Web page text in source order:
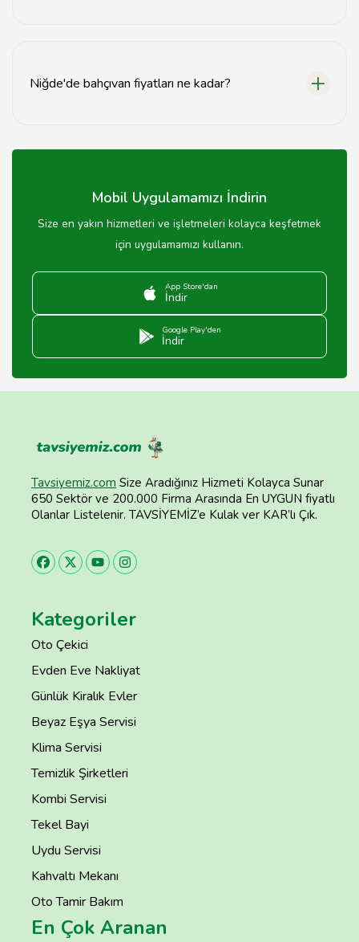
Niğde'de bahçıvan fiyatları ne kadar?
büyüklüğüne göre değişiklik göstermektedir. Detaylı
Mobil Uygulamamızı İndirin
Size en yakın hizmetleri ve işletmeleri kolayca keşfetmek
için uygulamamızı kullanın.
App Store'dan
İndir
Google Play'den
İndir
Tavsiyemiz.com Size Aradığınız Hizmeti Kolayca Sunar
650 Sektör ve 200.000 Firma Arasında En UYGUN fiyatlı
Olanlar Listelenir. TAVSİYEMİZ’e Kulak ver KAR’lı Çık.
Kategoriler
Oto Çekici
Evden Eve Nakliyat
Günlük Kiralık Evler
Beyaz Eşya Servisi
Klima Servisi
Temizlik Şirketleri
Kombi Servisi
Tekel Bayi
Uydu Servisi
Kahvaltı Mekanı
Oto Tamir Bakım
En Çok Aranan